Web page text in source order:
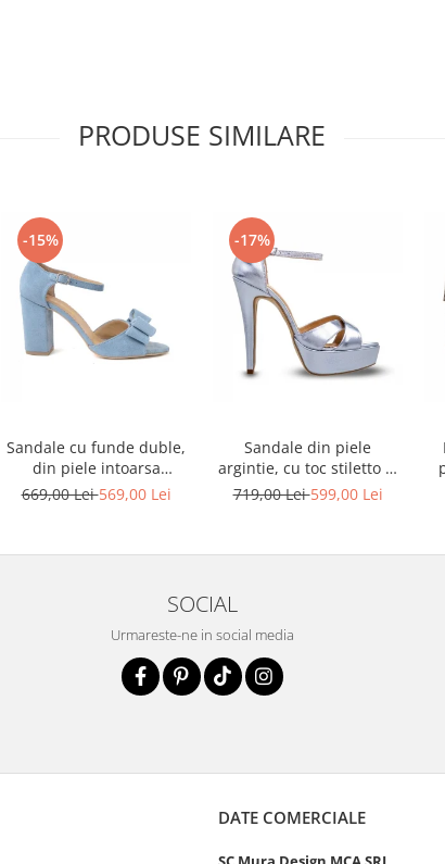
PRODUSE SIMILARE
-15%
Sandale cu funde duble,
din piele intoarsa
albastru deschis
669,00 Lei569,00 Lei
-17%
Sandale din piele
argintie, cu toc stiletto si
platforma
719,00 Lei599,00 Lei
SOCIAL
Urmareste-ne in social media
DATE COMERCIALE